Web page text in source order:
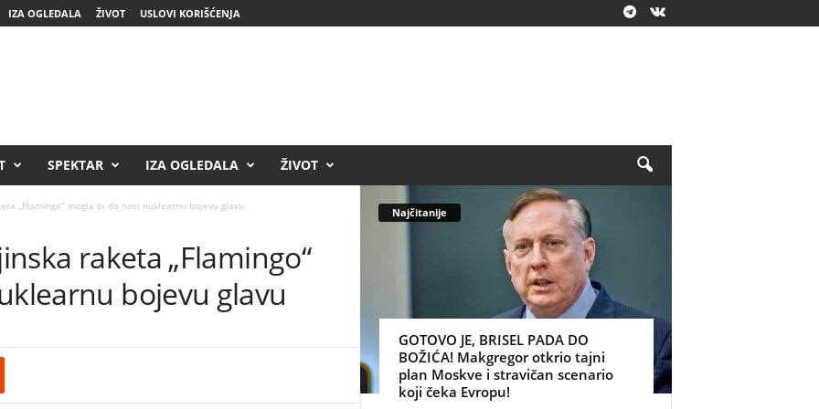
IZA OGLEDALA ŽIVOT USLOVI KORIŠĆENJA
SPEKTAR IZA OGLEDALA ŽIVOT
„Flamingo“ mogla bi da nosi nuklearnu bojevu glavu
raketa „Flamingo“
bojevu glavu
Najčitanije
GOTOVO JE, BRISEL PADA DO
BOŽIĆA! Makgregor otkrio tajni
plan Moskve i stravičan scenario
koji čeka Evropu!